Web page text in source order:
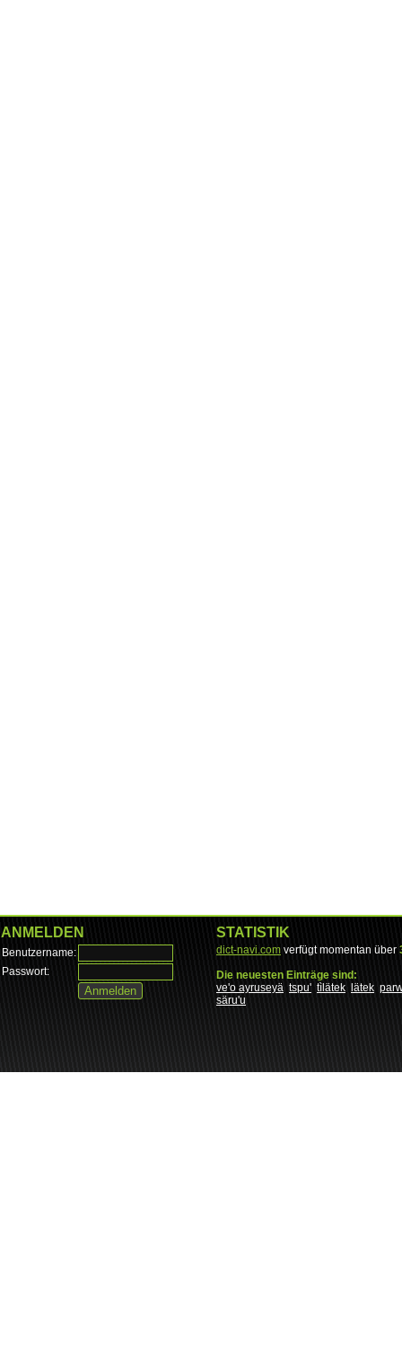
ANMELDEN
Benutzername:
Passwort:
STATISTIK
dict-navi.com verfügt momentan über
Die neuesten Einträge sind:
ve'o ayruseyä tspu' tìlätek lätek
säru'u